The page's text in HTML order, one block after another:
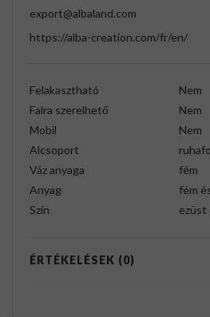
export@albaland.com
https://alba-creation.com/fr/en/
Felakasztható
Nem
Falra szerelhető
Nem
Mobil
Nem
Alcsoport
Váz anyaga
fém
Anyag
fém
Szín
ezüst
ÉRTÉKELÉSEK (0)